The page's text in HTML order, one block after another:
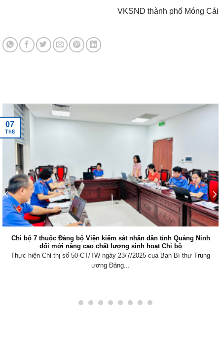
VKSND thành phố Móng Cái
Chi bộ 7 thuộc Đảng bộ Viện kiểm sát nhân dân tỉnh Quảng Ninh
đổi mới nâng cao chất lượng sinh hoạt Chi bộ
Thực hiện Chỉ thị số 50-CT/TW ngày 23/7/2025 cua Ban Bí thư Trung
ương Đảng...
07
Th8